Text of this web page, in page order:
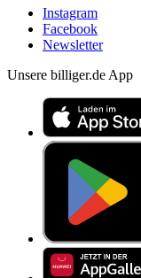
Instagram
Facebook
Newsletter
Unsere billiger.de App